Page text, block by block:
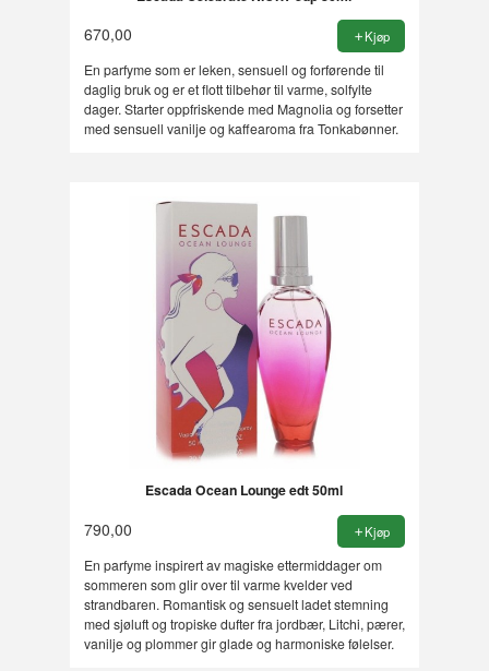
670,00 Kjøp
En parfyme som er leken, sensuell og forførende til
daglig bruk og er et flott tilbehør til varme, solfylte
dager. Starter oppfriskende med Magnolia og forsetter
med sensuell vanilje og kaffearoma fra Tonkabønner.
Escada Ocean Lounge edt 50ml
790,00 Kjøp
En parfyme inspirert av magiske ettermiddager om
sommeren som glir over til varme kvelder ved
strandbaren. Romantisk og sensuelt ladet stemning
med sjøluft og tropiske dufter fra jordbær, Litchi, pærer,
vanilje og plommer gir glade og harmoniske følelser.